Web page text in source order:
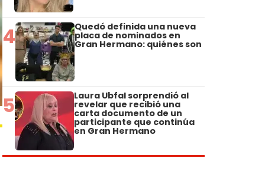
4 Quedó definida una nueva
placa de nominados en
Gran Hermano: quiénes son
5 Laura Ubfal sorprendió al
revelar que recibió una
carta documento de un
participante que continúa
en Gran Hermano